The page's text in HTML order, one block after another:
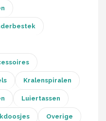
Kralenspiralen
Luiertassen
Overige